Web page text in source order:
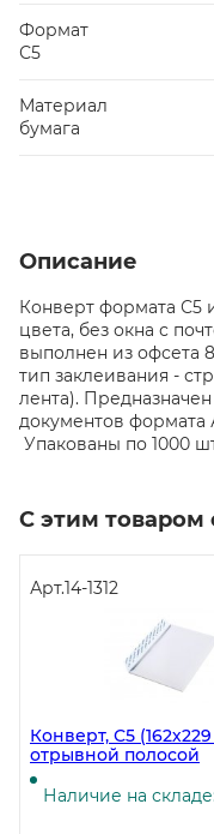
Формат
С5
Материал
бумага
Описание
Конверт формата С5
цвета, без окна с
выполнен из офсета
тип заклеивания -
лента).
документов
Упакованы по 1000
С этим товаром
Арт.14-1312
Конверт, С5
отрывной полосой
Наличие на